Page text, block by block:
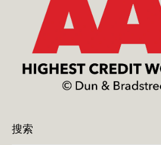
window
in
new
window
new
window
in
new
window
搜索